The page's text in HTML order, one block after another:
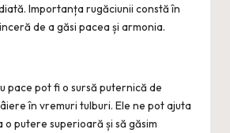
Importanța rugăciunii constă în
de a găsi pacea și armonia.
pace pot fi o sursă puternică de
în vremuri tulburi. Ele ne pot ajuta
o putere superioară și să găsim